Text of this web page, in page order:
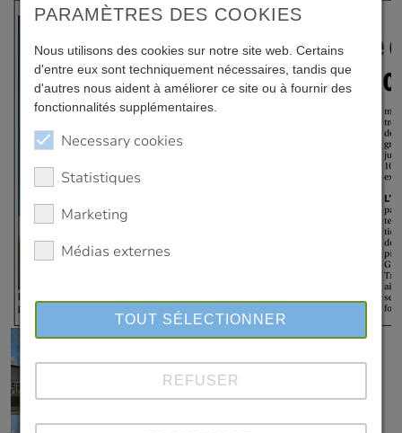
PARAMÈTRES DES COOKIES
Nous utilisons des cookies sur notre site web. Certains
d'entre eux sont techniquement nécessaires, tandis que
d'autres nous aident à améliorer ce site ou à fournir des
fonctionnalités supplémentaires.
Necessary cookies
Statistiques
Marketing
Médias externes
TOUT SÉLECTIONNER
REFUSER